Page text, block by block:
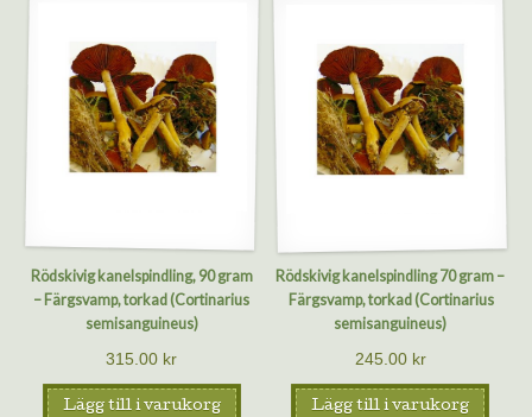
Rödskivig kanelspindling, 90 gram
– Färgsvamp, torkad (Cortinarius
semisanguineus)
315.00 kr
Lägg till i varukorg
Rödskivig kanelspindling 70 gram –
Färgsvamp, torkad (Cortinarius
semisanguineus)
245.00 kr
Lägg till i varukorg